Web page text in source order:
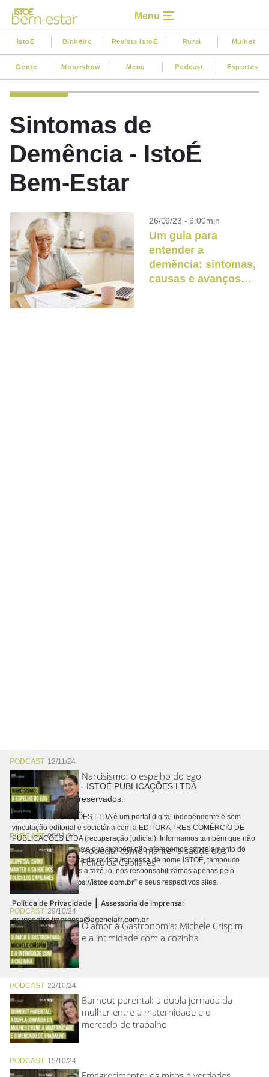
Menu
IstoÉ Dinheiro Revista IstoÉ Rural Mulher
Gente Motorshow Menu Podcast Esportes
Sintomas de
Demência - IstoÉ
Bem-Estar
26/09/23 - 6:00min
Um guia para
entender a
demência: sintomas,
causas e avanços
PODCAST 12/11/24
Narcisismo: o espelho do ego
PODCAST05/11/24
Alopecia: como manter a saúde dos
Folículos Capilares
PODCAST 29/10/24
O amor à Gastronomia: Michele Crispim
e a intimidade com a cozinha
PODCAST 22/10/24
Burnout parental: a dupla jornada da
mulher entre a maternidade e o
mercado de trabalho
PODCAST 15/10/24
Copyright © 2026 - ISTOÉ PUBLICAÇÕES LTDA
Todos os direitos reservados.
A ISTOÉ PUBLICAÇÕES LTDA é um portal digital independente e sem
vinculação editorial e societária com a EDITORA TRES COMÉRCIO DE
PUBLICACÕES LTDA (recuperação judicial). Informamos também que não
realizamos cobranças e que também não oferecemos cancelamento do
contrato de assinatura da revista impressa de nome ISTOÉ, tampouco
autorizamos terceiros a fazê-lo, nos responsabilizamos apenas pelo
conteúdo digital “https://istoe.com.br” e seus respectivos sites.
Política de Privacidade | Assessoria de Imprensa:
grupoentre.imprensa@agenciafr.com.br